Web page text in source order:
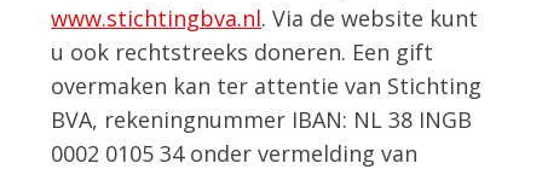
www.stichtingbva.nl. Via de website kunt
u ook rechtstreeks doneren. Een gift
overmaken kan ter attentie van Stichting
BVA, rekeningnummer IBAN: NL 38 INGB
0002 0105 34 onder vermelding van